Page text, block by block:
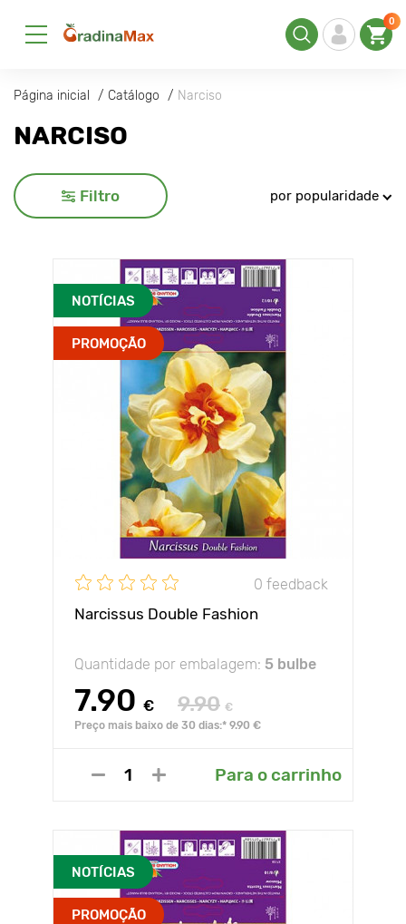
0
Página inicial Catálogo Narciso
NARCISO
Filtro por popularidade
NOTÍCIAS
PROMOÇÃO
0 feedback
Narcissus Double Fashion
Quantidade por embalagem: 5 bulbe
7.90 € 9.90 €
Preço mais baixo de 30 dias:* 9.90 €
Para o carrinho
NOTÍCIAS
PROMOÇÃO